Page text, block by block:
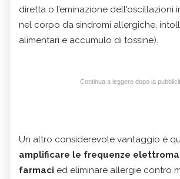
diretta o l’eminazione dell'oscillazioni
nel corpo da sindromi allergiche,
alimentari e accumulo di tossine).
Continua a leggere dopo la
Un altro considerevole vantaggio è
amplificare le frequenze
farmaci ed eliminare allergie contro